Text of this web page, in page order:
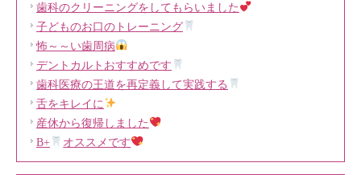
歯科のクリーニングをしてもらいました
子どものお口のトレーニング
怖～～い歯周病
デントカルトおすすめです
歯科医療の王道を再定義して実践する
舌をキレイに
産休から復帰しました
B+
オススメです